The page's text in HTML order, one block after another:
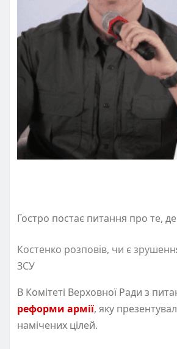
Гостро постає питання про те,
Костенко розповів, чи є
ЗСУ
В Комітеті Верховної Ради з
реформи армії, яку
намічених цілей.